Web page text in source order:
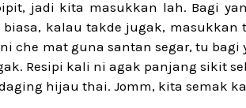
jadi kita masukkan lah. Bagi
kalau takde jugak, masukkan
che mat guna santan segar, tu
Resipi kali ni agak panjang sikit
hijau thai. Jomm, kita semak